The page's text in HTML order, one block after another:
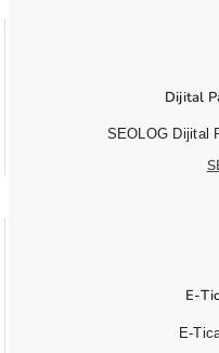
Dijital
SEOLOG Dijital
E-
E-